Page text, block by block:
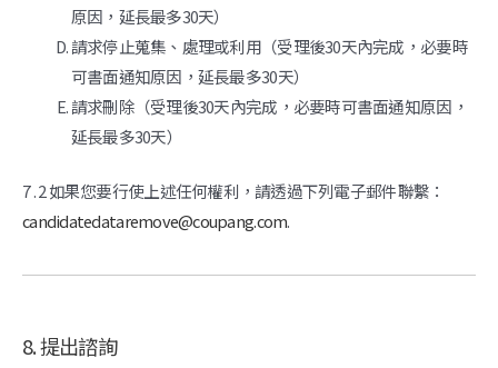
原因，延長最多30天）
請求停止蒐集、處理或利用（受理後30天內完成，必要時
可書面通知原因，延長最多30天）
請求刪除（受理後30天內完成，必要時可書面通知原因，
延長最多30天）
7 . 2 如果您要行使上述任何權利，請透過下列電子郵件聯繫：
candidatedataremove@coupang.com.
8. 提出諮詢